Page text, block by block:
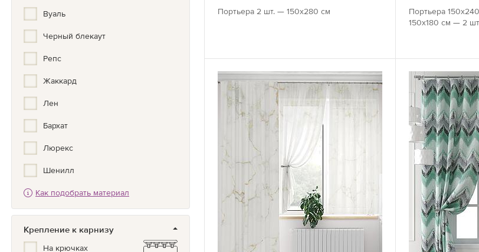
Зигзаг
Золото, Серебро, Бронза
Вуаль
Черный блекаут
Репс
Жаккард
Лен
Бархат
Люрекс
Шенилл
Канвас
Велюр
Как подобрать материал
Крепление к карнизу
На крючках
Портьера 2 шт. — 150х280 см
Портьера
150х180 см — 2